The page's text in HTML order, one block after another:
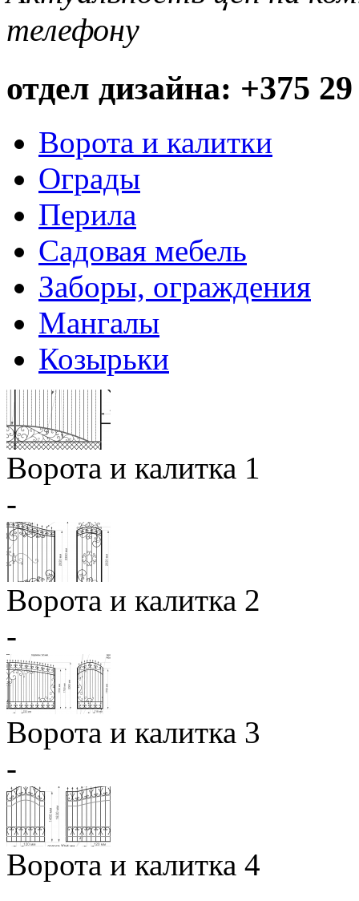
телефону
отдел дизайна: +375
Ворота и калитки
Ограды
Перила
Садовая мебель
Заборы, ограждения
Мангалы
Козырьки
Ворота и калитка 1
-
Ворота и калитка 2
-
Ворота и калитка 3
-
Ворота и калитка 4